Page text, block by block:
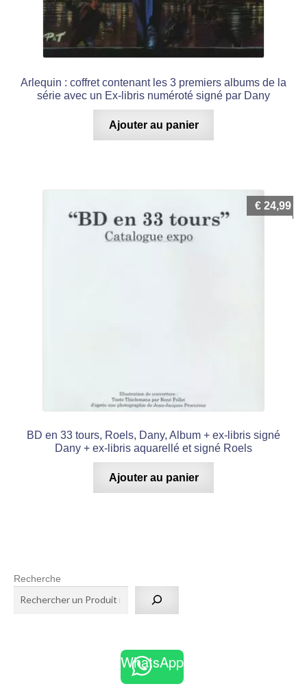
Arlequin : coffret contenant les 3 premiers albums de la
série avec un Ex-libris numéroté signé par Dany
Ajouter au panier
BD en 33 tours, Roels, Dany, Album + ex-libris signé
Dany + ex-libris aquarellé et signé Roels
€ 24,99
Ajouter au panier
Recherche
WhatsApp